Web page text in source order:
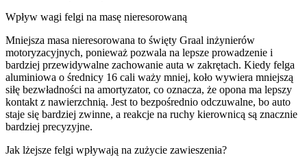
Wpływ wagi felgi na masę nieresorowaną
Mniejsza masa nieresorowana to święty Graal inżynierów
motoryzacyjnych, ponieważ pozwala na lepsze prowadzenie i
bardziej przewidywalne zachowanie auta w zakrętach. Kiedy felga
aluminiowa o średnicy 16 cali waży mniej, koło wywiera mniejszą
siłę bezwładności na amortyzator, co oznacza, że opona ma lepszy
kontakt z nawierzchnią. Jest to bezpośrednio odczuwalne, bo auto
staje się bardziej zwinne, a reakcje na ruchy kierownicą są znacznie
bardziej precyzyjne.
Jak lżejsze felgi wpływają na zużycie zawieszenia?